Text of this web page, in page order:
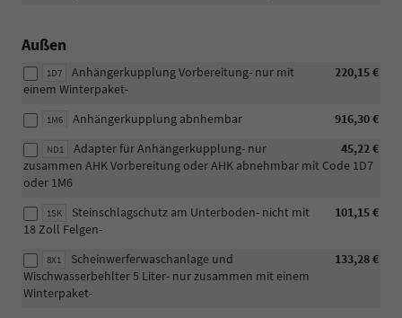
Außen
1D7 220,15 €
Anhängerkupplung Vorbereitung- nur mit
einem Winterpaket-
1M6 916,30 €
Anhängerkupplung abnhembar
ND1 45,22 €
Adapter für Anhängerkupplung- nur
zusammen AHK Vorbereitung oder AHK abnehmbar mit Code 1D7
oder 1M6
1SK 101,15 €
Steinschlagschutz am Unterboden- nicht mit
18 Zoll Felgen-
8X1 133,28 €
Scheinwerferwaschanlage und
Wischwasserbehlter 5 Liter- nur zusammen mit einem
Winterpaket-